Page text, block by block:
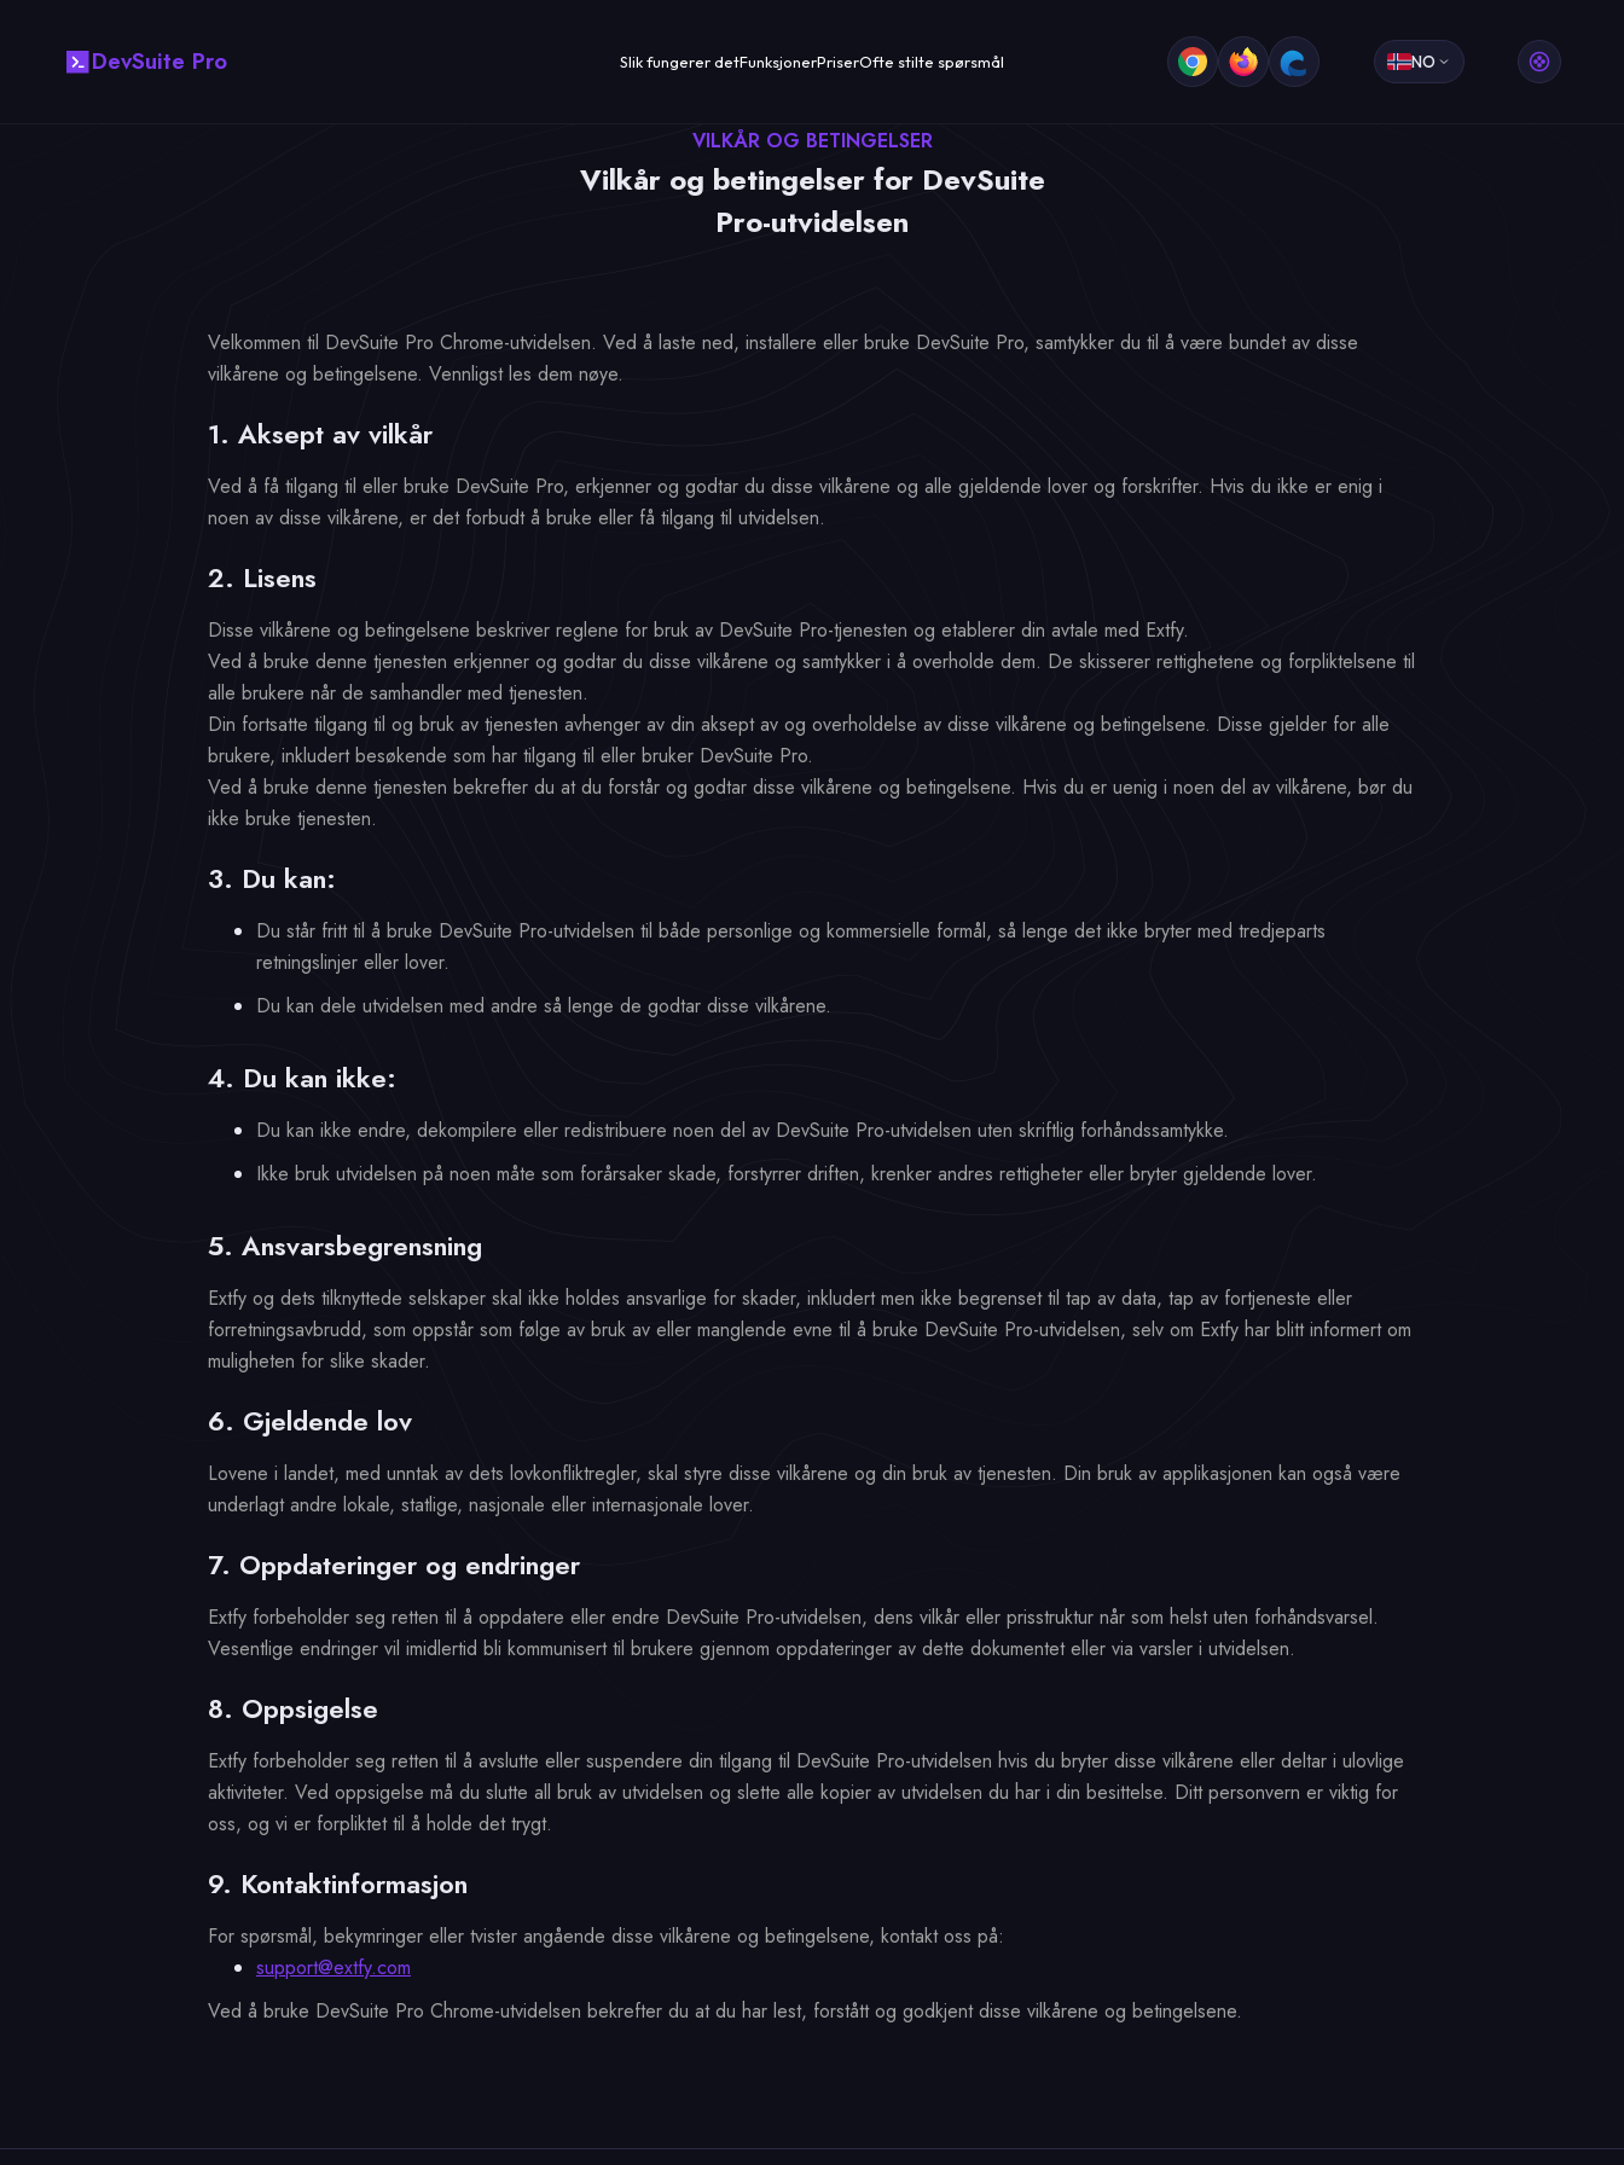
DevSuite Pro Slik fungerer detFunksjonerPriserOfte stilte spørsmål NO
VILKÅR OG BETINGELSER
Vilkår og betingelser for DevSuite
Pro-utvidelsen
Velkommen til DevSuite Pro Chrome-utvidelsen. Ved å laste ned, installere eller bruke DevSuite Pro, samtykker du til å være bundet av disse
vilkårene og betingelsene. Vennligst les dem nøye.
1. Aksept av vilkår
Ved å få tilgang til eller bruke DevSuite Pro, erkjenner og godtar du disse vilkårene og alle gjeldende lover og forskrifter. Hvis du ikke er enig i
noen av disse vilkårene, er det forbudt å bruke eller få tilgang til utvidelsen.
2. Lisens
Disse vilkårene og betingelsene beskriver reglene for bruk av DevSuite Pro-tjenesten og etablerer din avtale med Extfy.
Ved å bruke denne tjenesten erkjenner og godtar du disse vilkårene og samtykker i å overholde dem. De skisserer rettighetene og forpliktelsene til
alle brukere når de samhandler med tjenesten.
Din fortsatte tilgang til og bruk av tjenesten avhenger av din aksept av og overholdelse av disse vilkårene og betingelsene. Disse gjelder for alle
brukere, inkludert besøkende som har tilgang til eller bruker DevSuite Pro.
Ved å bruke denne tjenesten bekrefter du at du forstår og godtar disse vilkårene og betingelsene. Hvis du er uenig i noen del av vilkårene, bør du
ikke bruke tjenesten.
3. Du kan:
Du står fritt til å bruke DevSuite Pro-utvidelsen til både personlige og kommersielle formål, så lenge det ikke bryter med tredjeparts
retningslinjer eller lover.
Du kan dele utvidelsen med andre så lenge de godtar disse vilkårene.
4. Du kan ikke:
Du kan ikke endre, dekompilere eller redistribuere noen del av DevSuite Pro-utvidelsen uten skriftlig forhåndssamtykke.
Ikke bruk utvidelsen på noen måte som forårsaker skade, forstyrrer driften, krenker andres rettigheter eller bryter gjeldende lover.
5. Ansvarsbegrensning
Extfy og dets tilknyttede selskaper skal ikke holdes ansvarlige for skader, inkludert men ikke begrenset til tap av data, tap av fortjeneste eller
forretningsavbrudd, som oppstår som følge av bruk av eller manglende evne til å bruke DevSuite Pro-utvidelsen, selv om Extfy har blitt informert om
muligheten for slike skader.
6. Gjeldende lov
Lovene i landet, med unntak av dets lovkonfliktregler, skal styre disse vilkårene og din bruk av tjenesten. Din bruk av applikasjonen kan også være
underlagt andre lokale, statlige, nasjonale eller internasjonale lover.
7. Oppdateringer og endringer
Extfy forbeholder seg retten til å oppdatere eller endre DevSuite Pro-utvidelsen, dens vilkår eller prisstruktur når som helst uten forhåndsvarsel.
Vesentlige endringer vil imidlertid bli kommunisert til brukere gjennom oppdateringer av dette dokumentet eller via varsler i utvidelsen.
8. Oppsigelse
Extfy forbeholder seg retten til å avslutte eller suspendere din tilgang til DevSuite Pro-utvidelsen hvis du bryter disse vilkårene eller deltar i ulovlige
aktiviteter. Ved oppsigelse må du slutte all bruk av utvidelsen og slette alle kopier av utvidelsen du har i din besittelse. Ditt personvern er viktig for
oss, og vi er forpliktet til å holde det trygt.
9. Kontaktinformasjon
For spørsmål, bekymringer eller tvister angående disse vilkårene og betingelsene, kontakt oss på:
support@extfy.com
Ved å bruke DevSuite Pro Chrome-utvidelsen bekrefter du at du har lest, forstått og godkjent disse vilkårene og betingelsene.